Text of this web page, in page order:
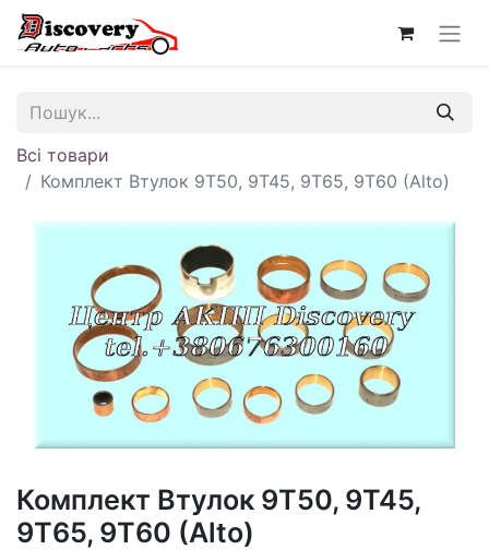
Всі товари
Комплект Втулок 9T50, 9T45, 9T65, 9T60 (Alto)
Комплект Втулок 9T50, 9T45,
9T65, 9T60 (Alto)